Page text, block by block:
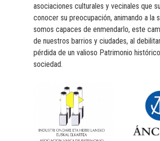
asociaciones culturales y vecinales que
conocer su preocupación, animando a la
somos capaces de enmendarlo, este
de nuestros barrios y ciudades, al
pérdida de un valioso Patrimonio
sociedad.